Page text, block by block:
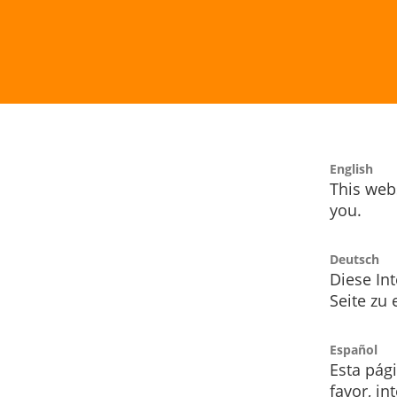
English
This
you.
Deutsch
Diese
Seite zu
Español
Esta
favor,